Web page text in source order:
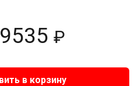
₽
в корзину